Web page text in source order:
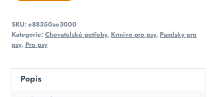
SKU: e88350ae3000
Kategorie: Chovatelské potřeby, Krmivo pro psy, Pamlsky pro
psy, Pro psy
Popis